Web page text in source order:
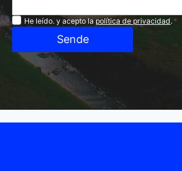
Privacidad
He leído. y acepto lapolítica de privacidad. *
Sende